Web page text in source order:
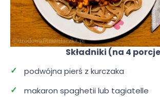
Składniki (na 4
podwójna pierś z kurczaka
makaron spaghetii lub tagiatelle